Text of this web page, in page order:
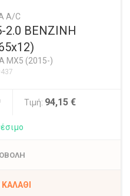
A/C
2.0 ΒΕΝΖΙΝΗ
MX5 (2015-)
Τιμή: 94,15 €